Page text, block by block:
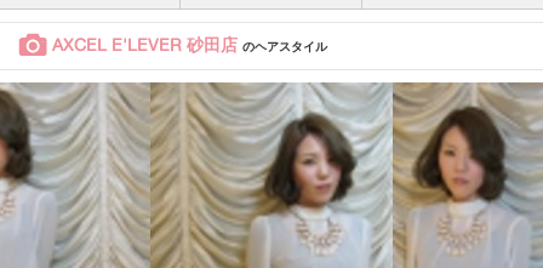
AXCEL E'LEVER 砂田店 のヘアスタイル